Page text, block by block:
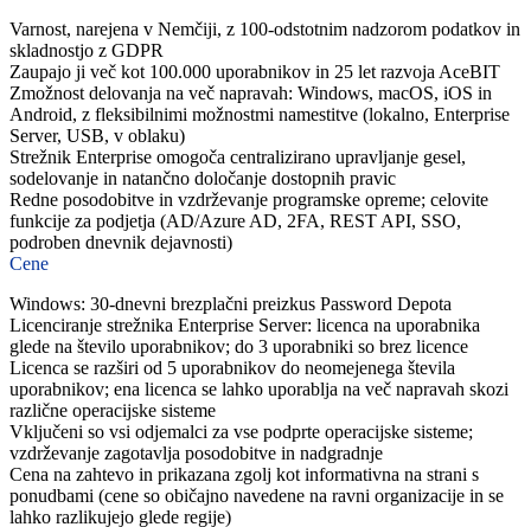
Varnost, narejena v Nemčiji, z 100-odstotnim nadzorom podatkov in
skladnostjo z GDPR
Zaupajo ji več kot 100.000 uporabnikov in 25 let razvoja AceBIT
Zmožnost delovanja na več napravah: Windows, macOS, iOS in
Android, z fleksibilnimi možnostmi namestitve (lokalno, Enterprise
Server, USB, v oblaku)
Strežnik Enterprise omogoča centralizirano upravljanje gesel,
sodelovanje in natančno določanje dostopnih pravic
Redne posodobitve in vzdrževanje programske opreme; celovite
funkcije za podjetja (AD/Azure AD, 2FA, REST API, SSO,
podroben dnevnik dejavnosti)
Cene
Windows: 30-dnevni brezplačni preizkus Password Depota
Licenciranje strežnika Enterprise Server: licenca na uporabnika
glede na število uporabnikov; do 3 uporabniki so brez licence
Licenca se razširi od 5 uporabnikov do neomejenega števila
uporabnikov; ena licenca se lahko uporablja na več napravah skozi
različne operacijske sisteme
Vključeni so vsi odjemalci za vse podprte operacijske sisteme;
vzdrževanje zagotavlja posodobitve in nadgradnje
Cena na zahtevo in prikazana zgolj kot informativna na strani s
ponudbami (cene so običajno navedene na ravni organizacije in se
lahko razlikujejo glede regije)